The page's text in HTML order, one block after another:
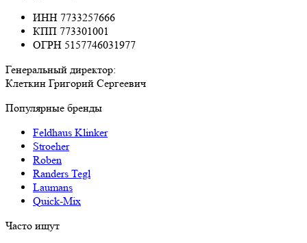
ИНН 7733257666
КПП 773301001
ОГРН 5157746031977
Генеральный директор:
Клеткин Григорий Сергеевич
Популярные бренды
Feldhaus Klinker
Stroeher
Roben
Randers Tegl
Laumans
Quick-Mix
Часто ищут